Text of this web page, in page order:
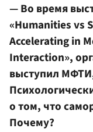
— Во время
«Humanities vs
Accelerating in
Interaction»,
выступил
о том, что
Почему?